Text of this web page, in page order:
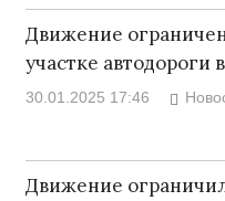
Движение
участке автодороги
30.01.2025 17:46
Движение